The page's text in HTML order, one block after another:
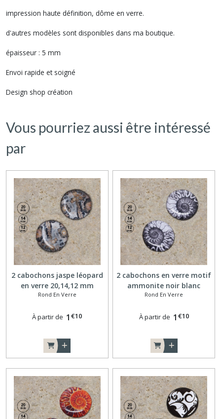
impression haute définition, dôme en verre.
d'autres modèles sont disponibles dans ma boutique.
épaisseur : 5 mm
Envoi rapide et soigné
Design shop création
Vous pourriez aussi être intéressé
par
2 cabochons jaspe léopard
en verre 20,14,12 mm
Rond En Verre
À partir de 1 €10
2 cabochons en verre motif
ammonite noir blanc
20,14,12 mm
Rond En Verre
À partir de 1 €10